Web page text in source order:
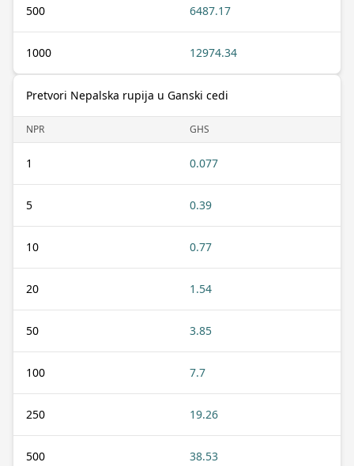
500 6487.17
1000 12974.34
Pretvori Nepalska rupija u Ganski cedi
NPR GHS
1 0.077
5 0.39
10 0.77
20 1.54
50 3.85
100 7.7
250 19.26
500 38.53